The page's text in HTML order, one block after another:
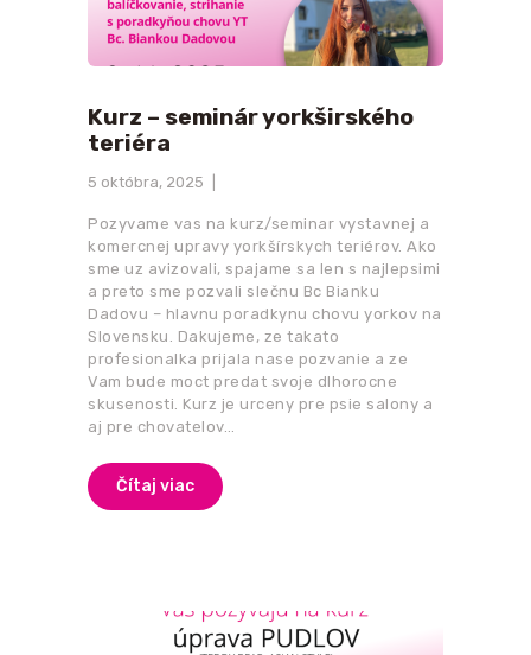
KONTAKT
LINKY-ODKAZY
Kurz – seminár yorkširského
teriéra
5 októbra, 2025
Pozyvame vas na kurz/seminar vystavnej a
komercnej upravy yorkšírskych teriérov. Ako
sme uz avizovali, spajame sa len s najlepsimi
a preto sme pozvali slečnu Bc Bianku
Dadovu – hlavnu poradkynu chovu yorkov na
Slovensku. Dakujeme, ze takato
profesionalka prijala nase pozvanie a ze
Vam bude moct predat svoje dlhorocne
skusenosti. Kurz je urceny pre psie salony a
aj pre chovatelov…
Čítaj viac